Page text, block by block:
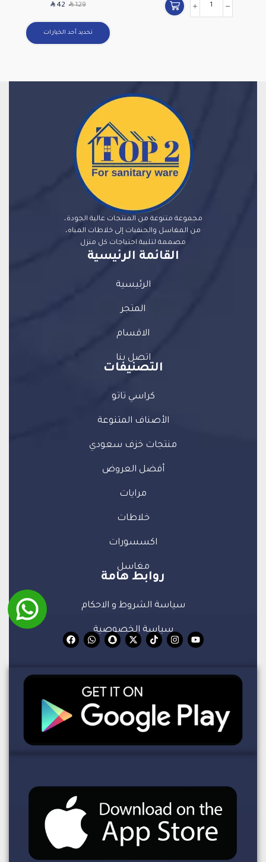
SAR129
SAR42
تحديد أحد الخيارات
مجموعة متنوعة من المنتجات عالية الجودة،
من المغاسل والحنفيات إلى خلاطات المياه،
مصممة لتلبية احتياجات كل منزل
القائمة الرئيسية
الرئيسية
المتجر
الاقسام
اتصل بنا
التصنيفات
كراسي تاتو
الأصناف المتنوعة
منتجات خزف سعودي
أفضل العروض
مرايات
خلاطات
اكسسورات
مغاسل
روابط هامة
سياسة الشروط و الاحكام
سياسة الخصوصية